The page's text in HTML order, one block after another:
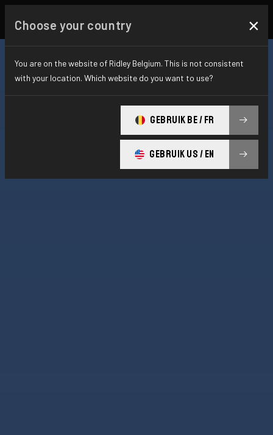
Choose your country ×
You are on the website of Ridley Belgium. This is not consistent
with your location. Which website do you want to use?
GEBRUIK BE / FR
GEBRUIK US / EN